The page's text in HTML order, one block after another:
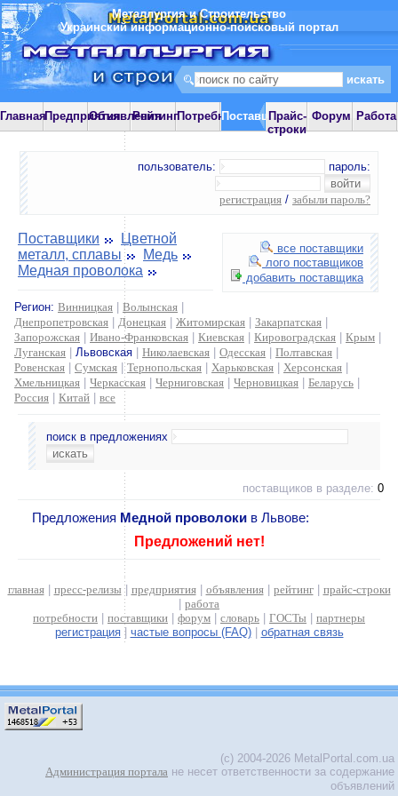
Металлургия и Строительство
Украинский информационно-поисковый портал
ГлавнаяПредприятияОбъявления
РейтингПотребностиПоставщики
Прайс-
строки
Форум Работа
пользователь: пароль:
регистрация / забыли пароль?
все поставщики
лого поставщиков
добавить поставщика
Поставщики
Цветной
металл, сплавы
Медь
Медная проволока
Регион: Винницкая Волынская
Днепропетровская
Донецкая Житомирская Закарпатская
Запорожская
Ивано-Франковская Киевская Кировоградская Крым
Луганская
Львовская Николаевская Одесская Полтавская
Ровенская
Сумская |Тернопольская Харьковская Херсонская
Хмельницкая
Черкасская Черниговская Черновицкая Беларусь
Россия
Китай все
поиск в предложениях
поставщиков в разделе: 0
Предложения Медной проволоки в Львове:
Предложений нет!
главная| пресс-релизы | предприятия| объявления| рейтинг| прайс-строки
работа
потребности
поставщики форум словарь ГОСТы
партнеры
регистрация| частые вопросы (FAQ)| обратная связь
(c) 2004-2026 MetalPortal.com.ua
Администрация портала не несет ответственности за содержание
объявлений